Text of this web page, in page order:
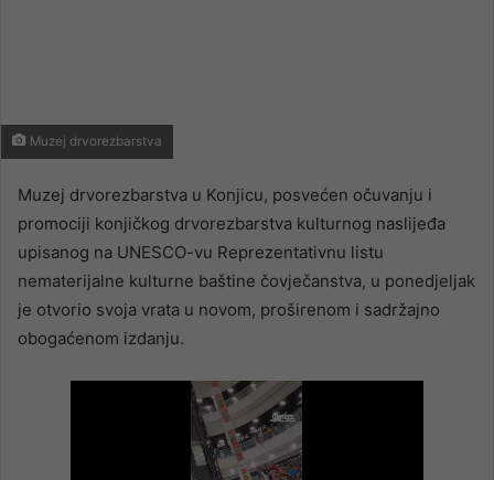
Muzej drvorezbarstva
Muzej drvorezbarstva u Konjicu, posvećen očuvanju i
promociji konjičkog drvorezbarstva kulturnog naslijeđa
upisanog na UNESCO-vu Reprezentativnu listu
nematerijalne kulturne baštine čovječanstva, u ponedjeljak
je otvorio svoja vrata u novom, proširenom i sadržajno
obogaćenom izdanju.